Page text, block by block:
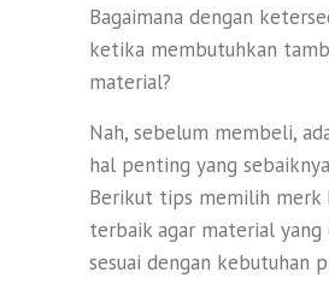
Bagaimana dengan
ketika membutuhkan
material?
Nah, sebelum membeli,
hal penting yang
Berikut tips memilih merk
terbaik agar material yang
sesuai dengan kebutuhan